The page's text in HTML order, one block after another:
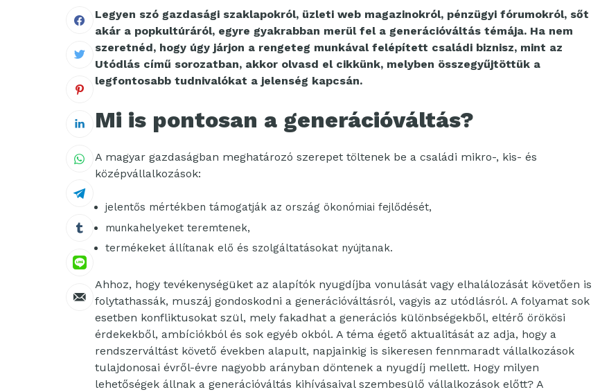
Legyen szó gazdasági szaklapokról, üzleti web magazinokról, pénzügyi fórumokról, sőt
akár a popkultúráról, egyre gyakrabban merül fel a generációváltás témája. Ha nem
szeretnéd, hogy úgy járjon a rengeteg munkával felépített családi biznisz, mint az
Utódlás című sorozatban, akkor olvasd el cikkünk, melyben összegyűjtöttük a
legfontosabb tudnivalókat a jelenség kapcsán.
Mi is pontosan a generációváltás?
A magyar gazdaságban meghatározó szerepet töltenek be a családi mikro-, kis- és
középvállalkozások:
jelentős mértékben támogatják az ország ökonómiai fejlődését,
munkahelyeket teremtenek,
termékeket állítanak elő és szolgáltatásokat nyújtanak.
Ahhoz, hogy tevékenységüket az alapítók nyugdíjba vonulását vagy elhalálozását követően is
folytathassák, muszáj gondoskodni a generációváltásról, vagyis az utódlásról. A folyamat sok
esetben konfliktusokat szül, mely fakadhat a generációs különbségekből, eltérő örökösi
érdekekből, ambíciókból és sok egyéb okból. A téma égető aktualitását az adja, hogy a
rendszerváltást követő években alapult, napjainkig is sikeresen fennmaradt vállalkozások
tulajdonosai évről-évre nagyobb arányban döntenek a nyugdíj mellett. Hogy milyen
lehetőségek állnak a generációváltás kihívásaival szembesülő vállalkozások előtt? A